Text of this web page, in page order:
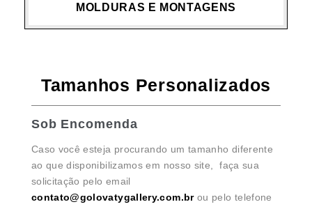
MOLDURAS E MONTAGENS
Tamanhos Personalizados
Sob Encomenda
Caso você esteja procurando um tamanho diferente
ao que disponibilizamos em nosso site, faça sua
solicitação pelo email
contato@golovatygallery.com.brou pelo telefone